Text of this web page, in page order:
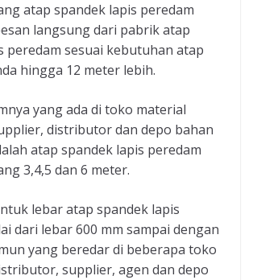
atap spandek lapis peredam
langsung dari pabrik atap
peredam sesuai kebutuhan atap
hingga 12 meter lebih.
yang ada di toko material
distributor dan depo bahan
atap spandek lapis peredam
3,4,5 dan 6 meter.
lebar atap spandek lapis
dari lebar 600 mm sampai dengan
yang beredar di beberapa toko
supplier, agen dan depo